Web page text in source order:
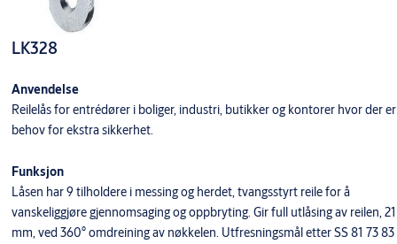
LK328
Anvendelse
Reilelås for entrédører i boliger, industri, butikker og kontorer hvor der er
behov for ekstra sikkerhet.
Funksjon
Låsen har 9 tilholdere i messing og herdet, tvangsstyrt reile for å
vanskeliggjøre gjennomsaging og oppbryting. Gir full utlåsing av reilen, 21
mm, ved 360° omdreining av nøkkelen. Utfresningsmål etter SS 81 73 83